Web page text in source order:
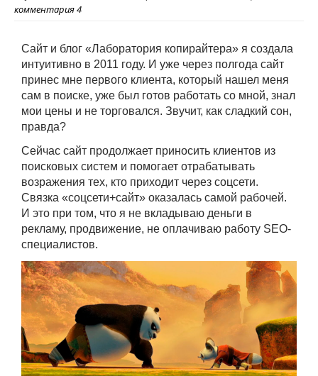
комментария 4
Сайт и блог «Лаборатория копирайтера» я создала
интуитивно в 2011 году. И уже через полгода сайт
принес мне первого клиента, который нашел меня
сам в поиске, уже был готов работать со мной, знал
мои цены и не торговался. Звучит, как сладкий сон,
правда?
Сейчас сайт продолжает приносить клиентов из
поисковых систем и помогает отрабатывать
возражения тех, кто приходит через соцсети.
Связка «соцсети+сайт» оказалась самой рабочей.
И это при том, что я не вкладываю деньги в
рекламу, продвижение, не оплачиваю работу SEO-
специалистов.